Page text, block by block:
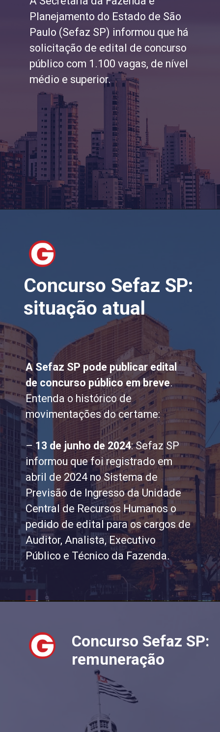
Planejamento do Estado de São
Paulo (Sefaz SP) informou que há
solicitação de edital de concurso
público com 1.100 vagas, de nível
médio e superior.
Concurso Sefaz SP:
situação atual
A Sefaz SP pode publicar edital
de concurso público em breve.
Entenda o histórico de
movimentações do certame:
–13 de junho de 2024: Sefaz SP
informou que foi registrado em
abril de 2024 no Sistema de
Previsão de Ingresso da Unidade
Central de Recursos Humanos o
pedido de edital para os cargos de
Auditor, Analista, Executivo
Público e Técnico da Fazenda.
Concurso Sefaz SP:
remuneração